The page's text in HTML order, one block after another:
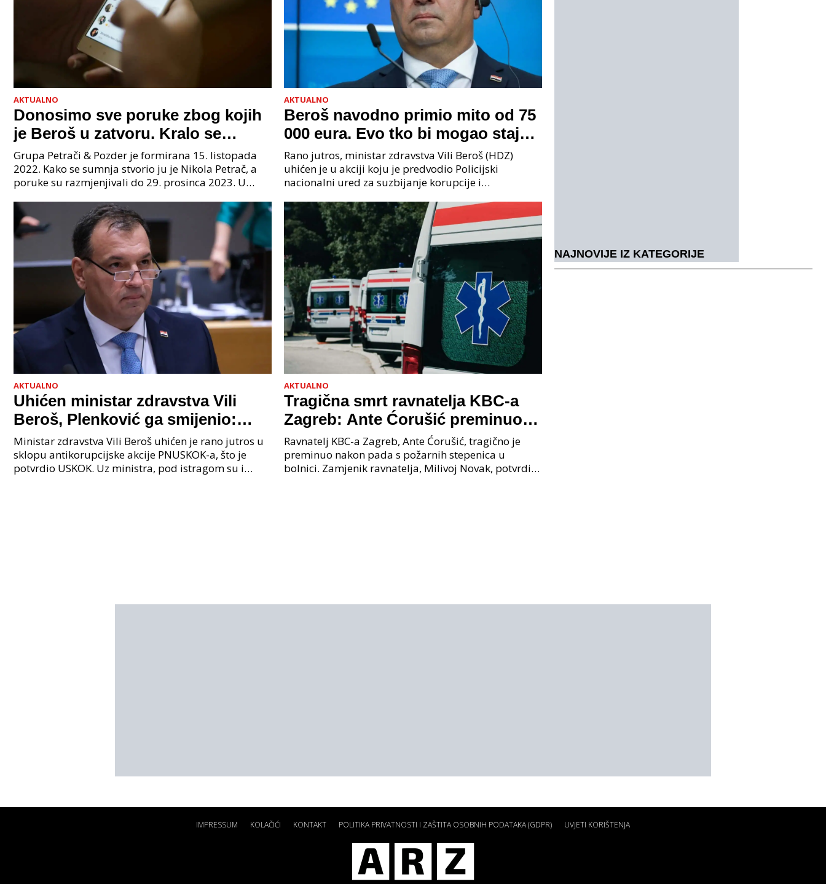
AKTUALNO
Donosimo sve poruke zbog kojih
je Beroš u zatvoru. Kralo se
godinama. Tko će iz vlade biti
sljedeći uhićen?
Grupa Petrači & Pozder je formirana 15. listopada
2022. Kako se sumnja stvorio ju je Nikola Petrač, a
poruke su razmjenjivali do 29. prosinca 2023. U
AKTUALNO
Beroš navodno primio mito od 75
000 eura. Evo tko bi mogao stajati
na čelu zločinačkog udruženja
Rano jutros, ministar zdravstva Vili Beroš (HDZ)
uhićen je u akciji koju je predvodio Policijski
nacionalni ured za suzbijanje korupcije i
priopćenju USKOK
AKTUALNO
Uhićen ministar zdravstva Vili
Beroš, Plenković ga smijenio:
Istraga USKOK-a zbog korupcije
Ministar zdravstva Vili Beroš uhićen je rano jutros u
sklopu antikorupcijske akcije PNUSKOK-a, što je
potvrdio USKOK. Uz ministra, pod istragom su i
AKTUALNO
Tragična smrt ravnatelja KBC-a
Zagreb: Ante Ćorušić preminuo
nakon pada u bolnici, policija na
mjestu događaja
Ravnatelj KBC-a Zagreb, Ante Ćorušić, tragično je
preminuo nakon pada s požarnih stepenica u
bolnici. Zamjenik ravnatelja, Milivoj Novak, potvrdio
NAJNOVIJE IZ KATEGORIJE
IMPRESSUM KOLAČIĆI KONTAKT POLITIKA PRIVATNOSTI I ZAŠTITA OSOBNIH PODATAKA (GDPR) UVJETI KORIŠTENJA